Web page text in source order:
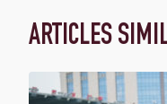
ARTICLES